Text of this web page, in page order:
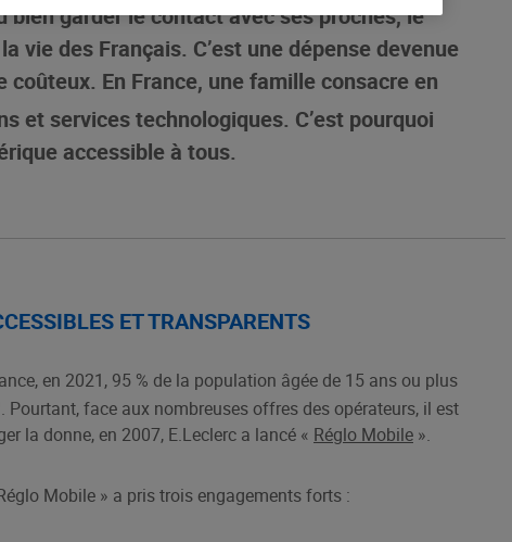
garder le contact avec ses proches, le
vie des Français. C’est une dépense devenue
En France, une famille consacre en
et services technologiques. C’est pourquoi
accessible à tous.
ET TRANSPARENTS
en 2021, 95 % de la population âgée de 15 ans ou plus
. Pourtant, face aux nombreuses offres des opérateurs, il est
la donne, en 2007, E.Leclerc a lancé « Réglo Mobile ».
Mobile » a pris trois engagements forts :